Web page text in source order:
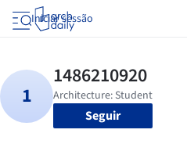
Iniciar sessão
Seguir